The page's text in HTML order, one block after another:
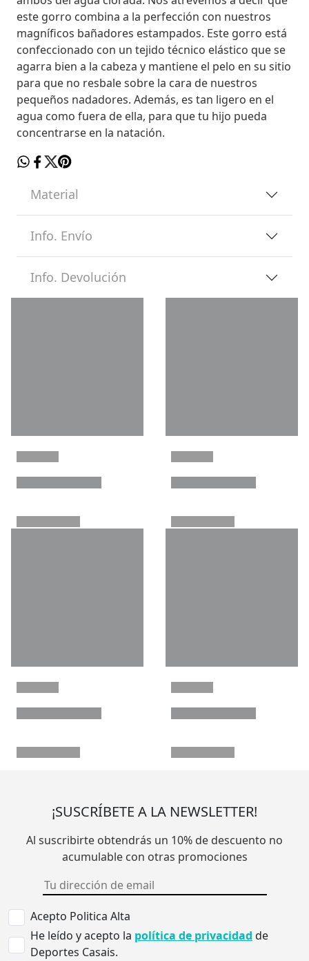
este gorro combina a la perfección con nuestros
magníficos bañadores estampados. Este gorro está
confeccionado con un tejido técnico elástico que se
agarra bien a la cabeza y mantiene el pelo en su sitio
para que no resbale sobre la cara de nuestros
pequeños nadadores. Además, es tan ligero en el
agua como fuera de ella, para que tu hijo pueda
concentrarse en la natación.
Material
Info. Envío
Info. Devolución
¡SUSCRÍBETE A LA NEWSLETTER!
Al suscribirte obtendrás un 10% de descuento no
acumulable con otras promociones
Acepto Politica Alta
He leído y acepto la política de privacidad de
Deportes Casais.